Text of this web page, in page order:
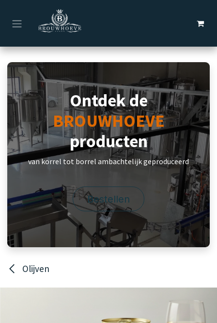
Overslaan naar inhoud
Ontdek de
BROUWHOEVE
producten
van korrel tot borrel ambachtelijk geproduceerd
Bestellen
Olijven